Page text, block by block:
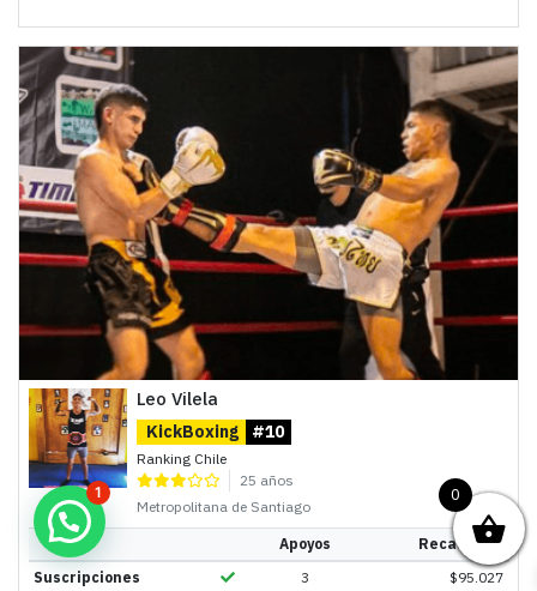
Leo Vilela
KickBoxing #10
Ranking Chile
25 años
Metropolitana de Santiago
Apoyos
Recaudado
Suscripciones
3 $95.027
0
1